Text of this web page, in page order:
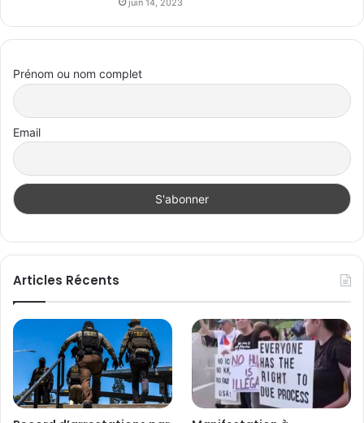
juin 14, 2023
Prénom ou nom complet
Email
Articles Récents